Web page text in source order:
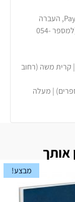
כרטיסי אשראי, PayPal, העברה
בנקאית או באפליקציות Bit / Paybox (למספר 054-
קרית משה (רחוב
| מעלה
אותך
מבצע!